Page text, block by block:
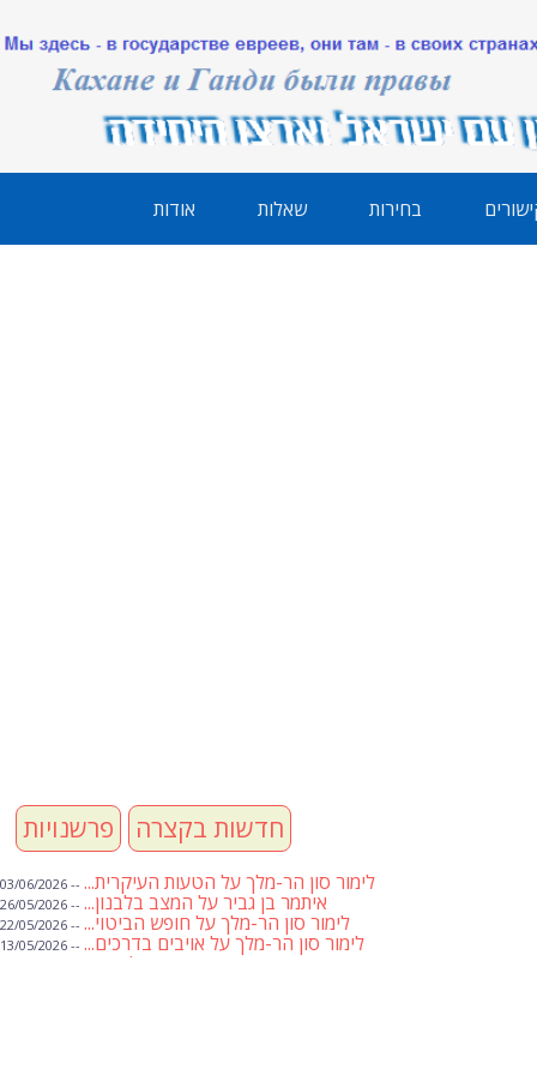
בחירות שאלות אודות
פרשנויות חדשות בקצרה
לימור סון הר-מלך על הטעות העיקרית... -- 03/06/2026
איתמר בן גביר על המצב בלבנון... -- 26/05/2026
לימור סון הר-מלך על חופש הביטוי... -- 22/05/2026
לימור סון הר-מלך על אויבים בדרכים... -- 13/05/2026
שבועת אמונים לדעאש